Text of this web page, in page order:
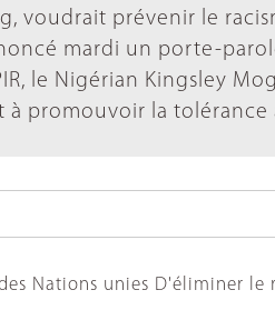
voudrait prévenir le
mardi un porte-
le Nigérian Kingsley
à promouvoir la tolérance
Nations unies D'éliminer